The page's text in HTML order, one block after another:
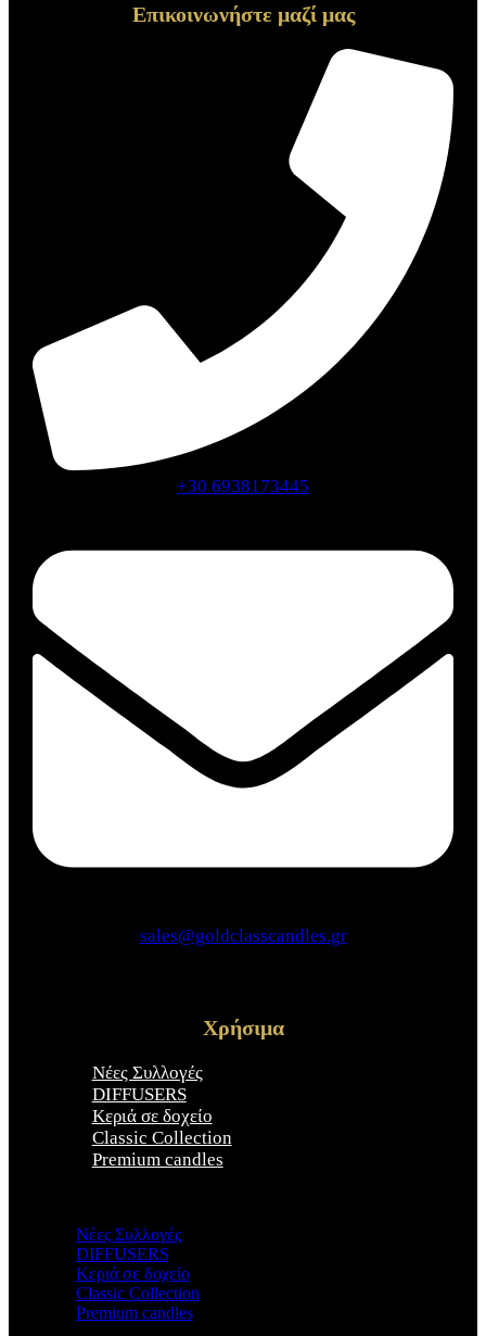
Επικοινωνήστε μαζί μας
+30 6938173445
sales@goldclasscandles.gr
Χρήσιμα
Νέες Συλλογές
DIFFUSERS
Κεριά σε δοχείο
Classic Collection
Premium candles
Νέες Συλλογές
DIFFUSERS
Κεριά σε δοχείο
Classic Collection
Premium candles